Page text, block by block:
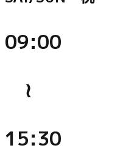
09:00
≀
15:30